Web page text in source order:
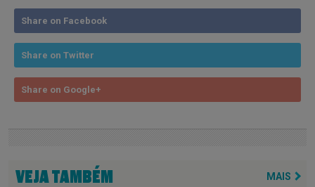
Share on Facebook
Share on Twitter
Share on Google+
VEJA TAMBÉM MAIS